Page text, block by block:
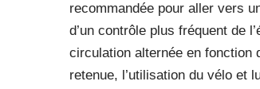
recommandée pour aller vers
d’un contrôle plus fréquent de
circulation alternée en fonction
retenue, l’utilisation du vélo et